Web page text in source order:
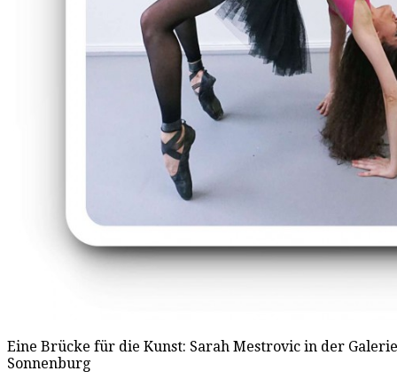
Eine Brücke für die Kunst: Sarah Mestrovic in der
Sonnenburg